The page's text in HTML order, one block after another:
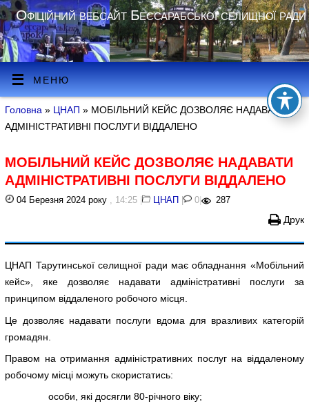
Офіційний вебсайт Бессарабської селищної ради
МЕНЮ
Головна » ЦНАП » МОБІЛЬНИЙ КЕЙС ДОЗВОЛЯЄ НАДАВАТИ
АДМІНІСТРАТИВНІ ПОСЛУГИ ВІДДАЛЕНО
МОБІЛЬНИЙ КЕЙС ДОЗВОЛЯЄ НАДАВАТИ
АДМІНІСТРАТИВНІ ПОСЛУГИ ВІДДАЛЕНО
04 Березня 2024 року , 14:25 | ЦНАП | 0 | 287
Друк
ЦНАП Тарутинської селищної ради має обладнання «Мобільний
кейс», яке дозволяє надавати адміністративні послуги за
принципом віддаленого робочого місця.
Це дозволяє надавати послуги вдома для вразливих категорій
громадян.
Правом на отримання адміністративних послуг на віддаленому
робочому місці можуть скористатись:
особи, які досягли 80-річного віку;